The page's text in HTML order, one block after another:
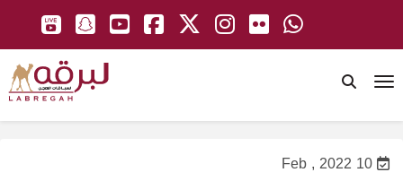
10 Feb , 2022